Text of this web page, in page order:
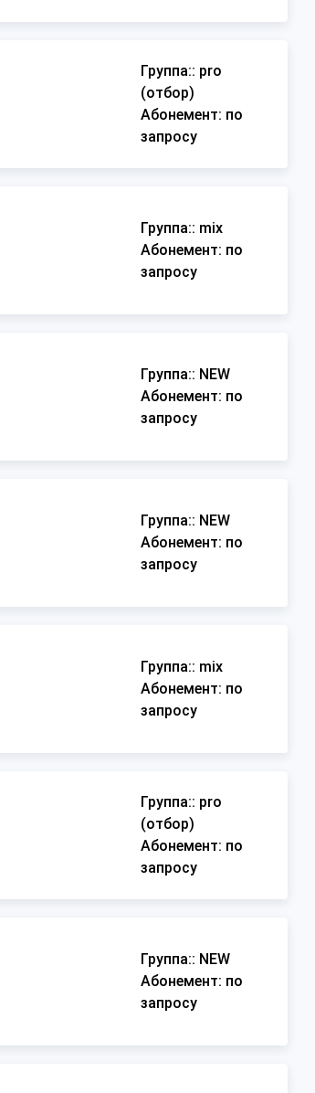
Группа:: pro
(отбор)
Абонемент: по
запросу
Группа:: mix
Абонемент: по
запросу
Группа:: NEW
Абонемент: по
запросу
Группа:: NEW
Абонемент: по
запросу
Группа:: mix
Абонемент: по
запросу
Группа:: pro
(отбор)
Абонемент: по
запросу
Группа:: NEW
Абонемент: по
запросу